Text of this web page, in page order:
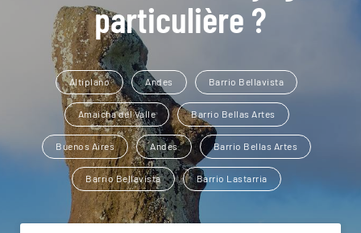
particulière ?
Altiplano Andes Barrio Bellavista
Amaicha del Valle Barrio Bellas Artes
Buenos Aires Andes Barrio Bellas Artes
Barrio Bellavista Barrio Lastarria